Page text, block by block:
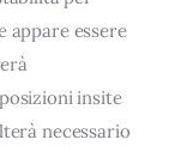
appare essere
insite
necessario